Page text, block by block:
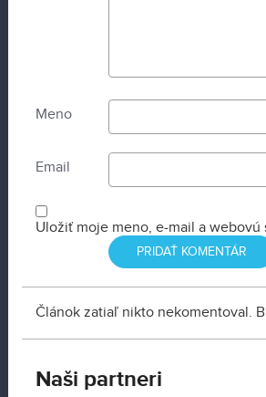
Meno
Email
Uložiť moje meno, e-mail a
Článok zatiaľ nikto nekomentoval.
Naši partneri